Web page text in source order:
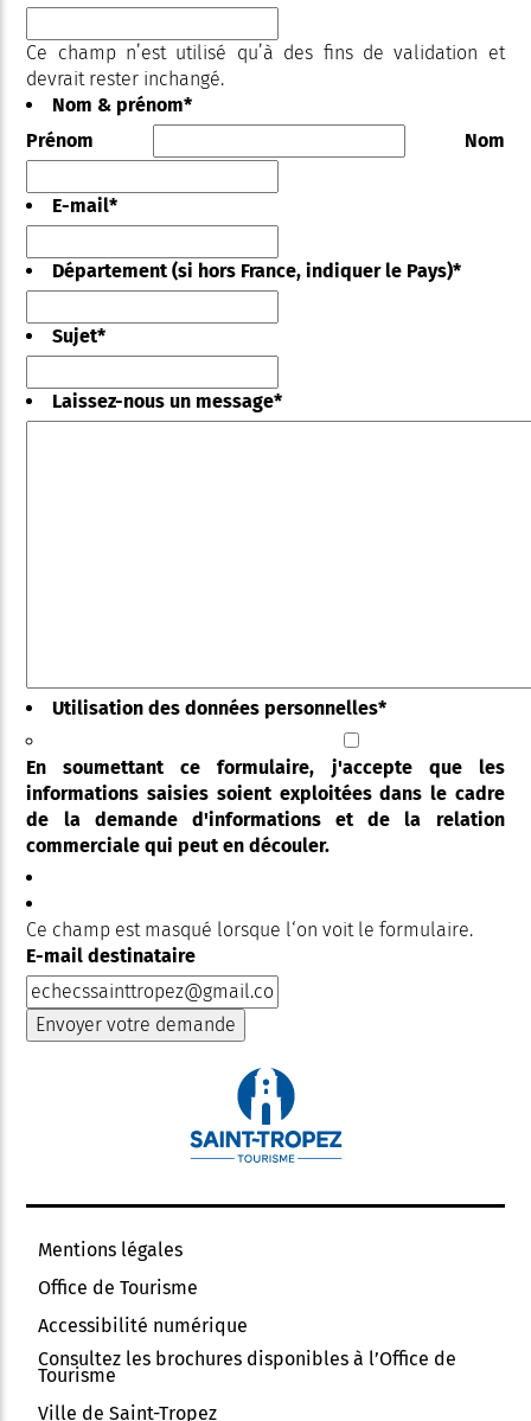
Ce champ n’est utilisé qu’à des fins de validation et
devrait rester inchangé.
Nom & prénom*
Prénom
Nom
E-mail*
Département (si hors France, indiquer le Pays)*
Sujet*
Laissez-nous un message*
Utilisation des données personnelles*
En soumettant ce formulaire, j'accepte que les
informations saisies soient exploitées dans le cadre
de la demande d'informations et de la relation
commerciale qui peut en découler.
Ce champ est masqué lorsque l‘on voit le formulaire.
E-mail destinataire
Mentions légales
Office de Tourisme
Accessibilité numérique
Consultez les brochures disponibles à l’Office de
Tourisme
Ville de Saint-Tropez